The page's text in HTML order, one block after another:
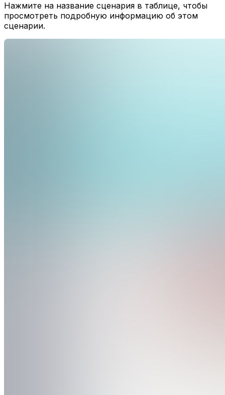
Нажмите на название сценария в таблице, чтобы
просмотреть подробную информацию об этом
сценарии.